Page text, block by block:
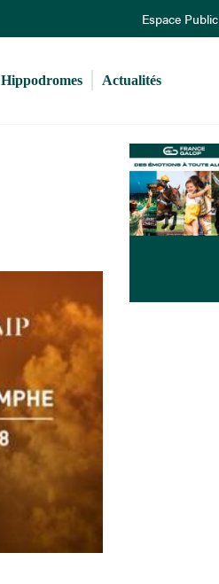
Espace Public
Hippodromes Actualités